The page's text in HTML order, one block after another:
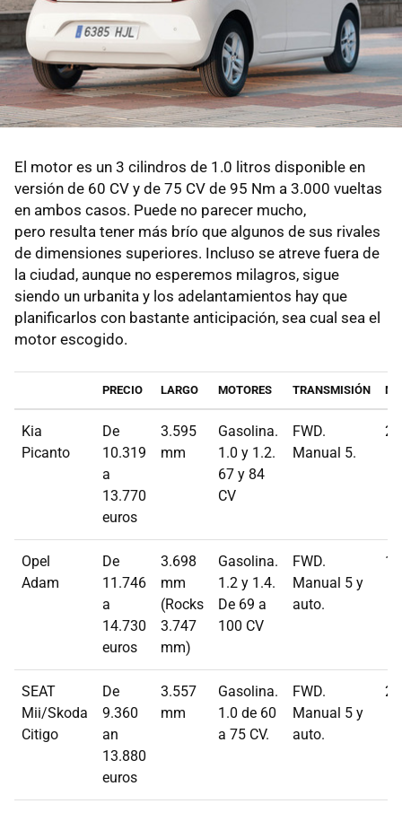
El motor es un 3 cilindros de 1.0 litros disponible en
versión de 60 CV y de 75 CV de 95 Nm a 3.000 vueltas
en ambos casos. Puede no parecer mucho,
pero resulta tener más brío que algunos de sus rivales
de dimensiones superiores. Incluso se atreve fuera de
la ciudad, aunque no esperemos milagros, sigue
siendo un urbanita y los adelantamientos hay que
planificarlos con bastante anticipación, sea cual sea el
motor escogido.
PRECIO LARGO MOTORES TRANSMISIÓN
Kia
Picanto
De
10.319
a
13.770
euros
3.595
mm
Gasolina.
1.0 y 1.2.
67 y 84
CV
FWD.
Manual 5.
Opel
Adam
De
11.746
a
14.730
euros
3.698
mm
(Rocks
3.747
mm)
Gasolina.
1.2 y 1.4.
De 69 a
100 CV
FWD.
Manual 5 y
auto.
SEAT
Mii/Skoda
Citigo
De
9.360
an
13.880
euros
3.557
mm
Gasolina.
1.0 de 60
a 75 CV.
FWD.
Manual 5 y
auto.